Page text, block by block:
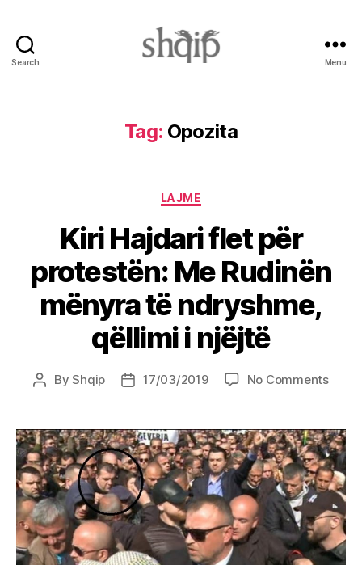
Search Menu
Tag: Opozita
Categories
LAJME
Kiri Hajdari flet për
protestën: Me Rudinën
mënyra të ndryshme,
qëllimi i njëjtë
PostByShqip
Post17/03/2019 No Commentson
flet
për
Me
të